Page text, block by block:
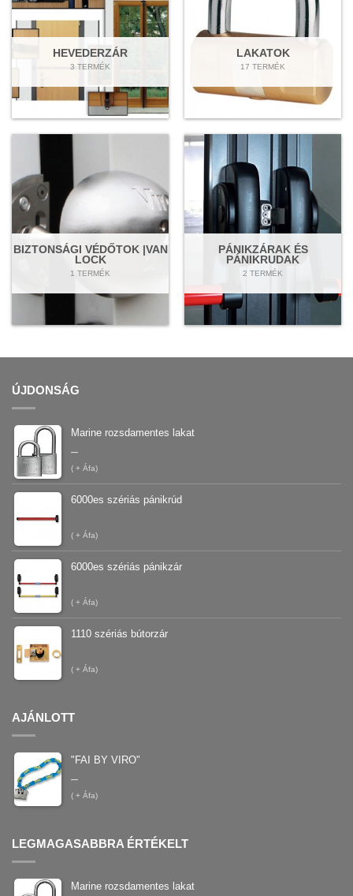
HEVEDERZÁR
3 TERMÉK
LAKATOK
17 TERMÉK
BIZTONSÁGI VÉDŐTOK |VAN
LOCK
1 TERMÉK
PÁNIKZÁRAK ÉS
PÁNIKRUDAK
2 TERMÉK
ÚJDONSÁG
Marine rozsdamentes lakat
–
( + Áfa)
6000es szériás pánikrúd
( + Áfa)
6000es szériás pánikzár
( + Áfa)
1110 szériás bútorzár
( + Áfa)
AJÁNLOTT
"FAI BY VIRO"
–
( + Áfa)
LEGMAGASABBRA ÉRTÉKELT
Marine rozsdamentes lakat